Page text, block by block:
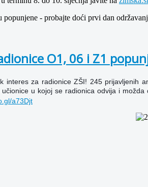
popunjene - probajte doći prvi dan
O1, 06 i Z1
interes za radionice ZŠI! 245 prijavljenih
u kojoj se radionica odvija i
a73Djt